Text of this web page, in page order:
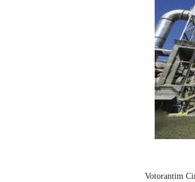
Votorantim